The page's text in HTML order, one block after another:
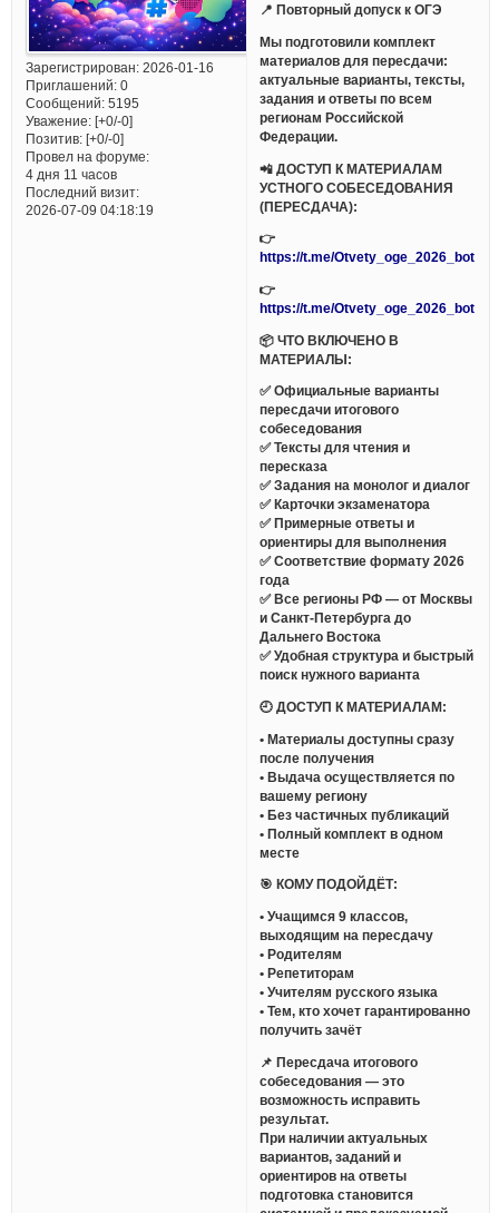
Зарегистрирован: 2026-01-16
Приглашений:0
Сообщений:5195
Уважение: [+0/-0]
Позитив: [+0/-0]
Провел на форуме:
4 дня 11 часов
Последний визит:
2026-07-09 04:18:19
📍 Повторный допуск к ОГЭ
Мы подготовили комплект
материалов для пересдачи:
актуальные варианты, тексты,
задания и ответы по всем
регионам Российской
Федерации.
📲 ДОСТУП К МАТЕРИАЛАМ
УСТНОГО СОБЕСЕДОВАНИЯ
(ПЕРЕСДАЧА):
👉
https://t.me/Otvety_oge_2026_bot
👉
https://t.me/Otvety_oge_2026_bot
📦 ЧТО ВКЛЮЧЕНО В
МАТЕРИАЛЫ:
✅ Официальные варианты
пересдачи итогового
собеседования
✅ Тексты для чтения и
пересказа
✅ Задания на монолог и диалог
✅ Карточки экзаменатора
✅ Примерные ответы и
ориентиры для выполнения
✅ Соответствие формату 2026
года
✅ Все регионы РФ — от Москвы
и Санкт-Петербурга до
Дальнего Востока
✅ Удобная структура и быстрый
поиск нужного варианта
🕘 ДОСТУП К МАТЕРИАЛАМ:
• Материалы доступны сразу
после получения
• Выдача осуществляется по
вашему региону
• Без частичных публикаций
• Полный комплект в одном
месте
🎯 КОМУ ПОДОЙДЁТ:
• Учащимся 9 классов,
выходящим на пересдачу
• Родителям
• Репетиторам
• Учителям русского языка
• Тем, кто хочет гарантированно
получить зачёт
📌 Пересдача итогового
собеседования — это
возможность исправить
результат.
При наличии актуальных
вариантов, заданий и
ориентиров на ответы
подготовка становится